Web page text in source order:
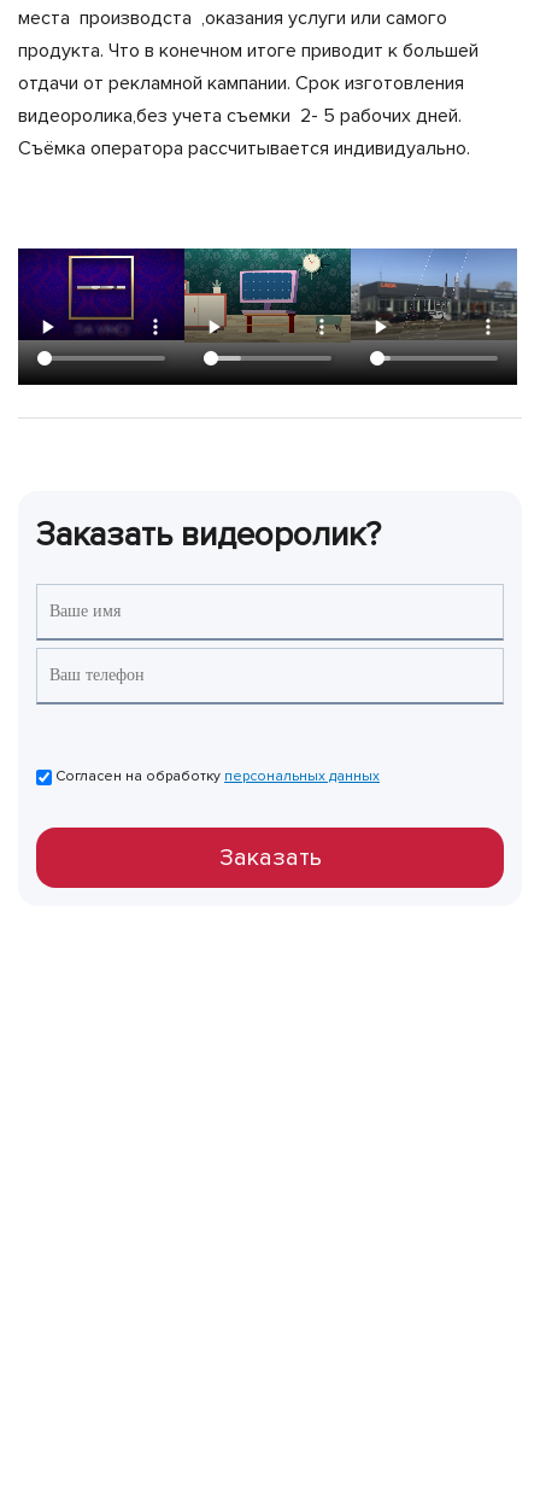
места производста ,оказания услуги или самого
продукта. Что в конечном итоге приводит к большей
отдачи от рекламной кампании. Срок изготовления
видеоролика,без учета съемки 2- 5 рабочих дней.
Съёмка оператора рассчитывается индивидуально.
Заказать видеоролик?
Согласен на обработку персональных данных
Заказать